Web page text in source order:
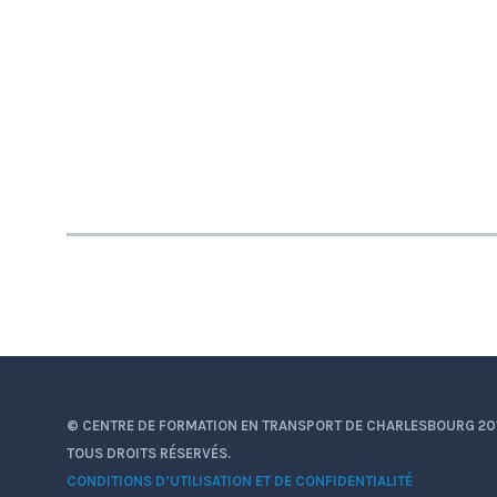
© CENTRE DE FORMATION EN TRANSPORT DE CHARLESBOURG
TOUS DROITS RÉSERVÉS.
CONDITIONS D’UTILISATION ET DE CONFIDENTIALITÉ